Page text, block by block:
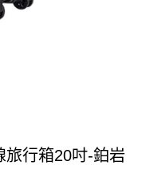
旅行箱20吋-鉑岩